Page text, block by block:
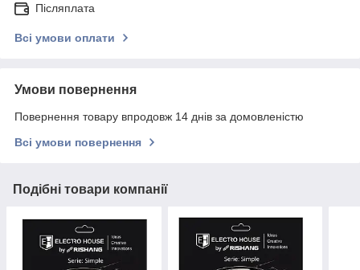
Післяплата
Всі умови оплати
Умови повернення
Повернення товару впродовж 14 днів за домовленістю
Всі умови повернення
Подібні товари компанії